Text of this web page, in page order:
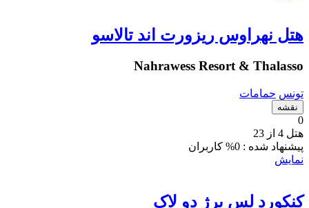
هتل نهراوس ریزورت اند تالاسو
Nahrawess Resort & Thalasso
تونس حمامات
نقشه
0
هتل 4 از 23
پیشنهاد شده : 0% کاربران
نمایش
کنکورد لس برژ دو لاک